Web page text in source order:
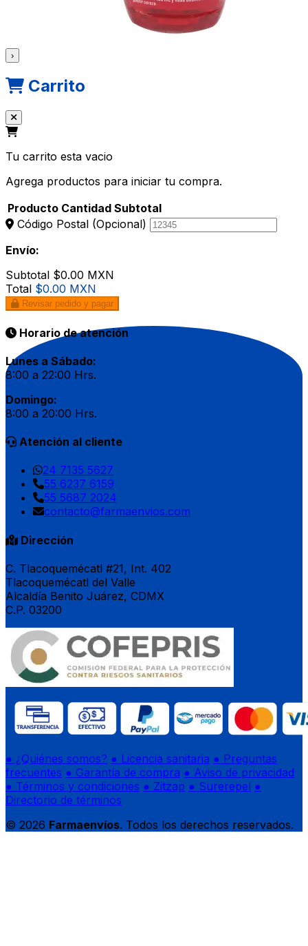
›
Carrito
Tu carrito esta vacio
Agrega productos para iniciar tu compra.
Producto Cantidad Subtotal
Código Postal (Opcional)
Envío:
Subtotal $0.00 MXN
Total $0.00 MXN
Revisar pedido y pagar
Horario de atención
Lunes a Sábado:
8:00 a 22:00 Hrs.
Domingo:
8:00 a 20:00 Hrs.
Atención al cliente
24 7135 5627
55 6237 6159
55 5687 2024
contacto@farmaenvios.com
Dirección
C. Tlacoquemécatl #21, Int. 402
Tlacoquemécatl del Valle
Alcaldía Benito Juárez, CDMX
C.P. 03200
● ¿Quiénes somos? ● Licencia sanitaria ● Preguntas
frecuentes ● Garantía de compra ● Aviso de privacidad
● Términos y condiciones ● Zitzap ● Surerepel ●
Directorio de términos
© 2026 Farmaenvíos. Todos los derechos reservados.